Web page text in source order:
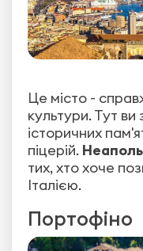
Це місто -
культури. Тут
історичних
піцерій. Неаполь
тих, хто хоче
Італією.
Портофіно